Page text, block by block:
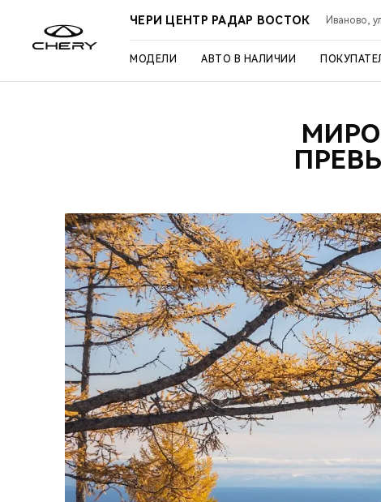
ЧЕРИ ЦЕНТР РАДАР ВОСТОК Иваново,
МОДЕЛИ АВТО В НАЛИЧИИ